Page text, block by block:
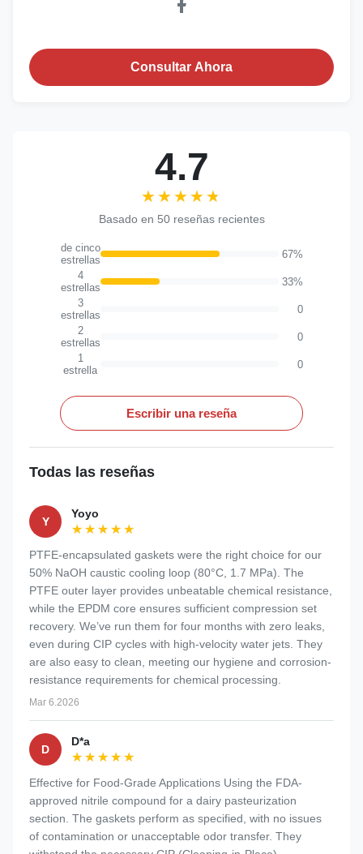
Consultar Ahora
4.7
★★★★★
★★★★★
Basado en 50 reseñas recientes
de cinco
estrellas
67%
4
estrellas
33%
3
estrellas
0
2
estrellas
0
1
estrella
0
Escribir una reseña
Todas las reseñas
Y
Yoyo
★★★★★
★★★★★
PTFE-encapsulated gaskets were the right choice for our
50% NaOH caustic cooling loop (80°C, 1.7 MPa). The
PTFE outer layer provides unbeatable chemical resistance,
while the EPDM core ensures sufficient compression set
recovery. We’ve run them for four months with zero leaks,
even during CIP cycles with high-velocity water jets. They
are also easy to clean, meeting our hygiene and corrosion-
resistance requirements for chemical processing.
Mar 6.2026
D
D*a
★★★★★
★★★★★
Effective for Food-Grade Applications Using the FDA-
approved nitrile compound for a dairy pasteurization
section. The gaskets perform as specified, with no issues
of contamination or unacceptable odor transfer. They